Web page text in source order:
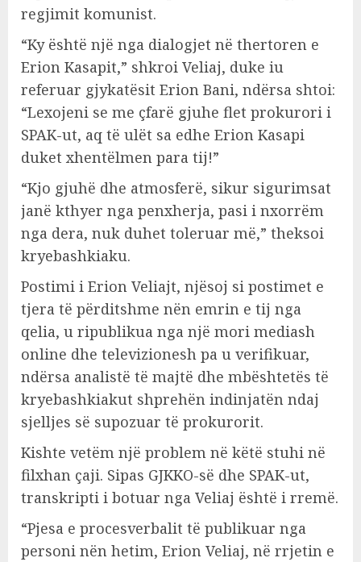
regjimit komunist.
“Ky është një nga dialogjet në thertoren e
Erion Kasapit,” shkroi Veliaj, duke iu
referuar gjykatësit Erion Bani, ndërsa shtoi:
“Lexojeni se me çfarë gjuhe flet prokurori i
SPAK-ut, aq të ulët sa edhe Erion Kasapi
duket xhentëlmen para tij!”
“Kjo gjuhë dhe atmosferë, sikur sigurimsat
janë kthyer nga penxherja, pasi i nxorrëm
nga dera, nuk duhet toleruar më,” theksoi
kryebashkiaku.
Postimi i Erion Veliajt, njësoj si postimet e
tjera të përditshme nën emrin e tij nga
qelia, u ripublikua nga një mori mediash
online dhe televizionesh pa u verifikuar,
ndërsa analistë të majtë dhe mbështetës të
kryebashkiakut shprehën indinjatën ndaj
sjelljes së supozuar të prokurorit.
Kishte vetëm një problem në këtë stuhi në
filxhan çaji. Sipas GJKKO-së dhe SPAK-ut,
transkripti i botuar nga Veliaj është i rremë.
“Pjesa e procesverbalit të publikuar nga
personi nën hetim, Erion Veliaj, në rrjetin e